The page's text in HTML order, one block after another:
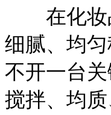
在化妆品
细腻、均
不开一台
搅拌、均